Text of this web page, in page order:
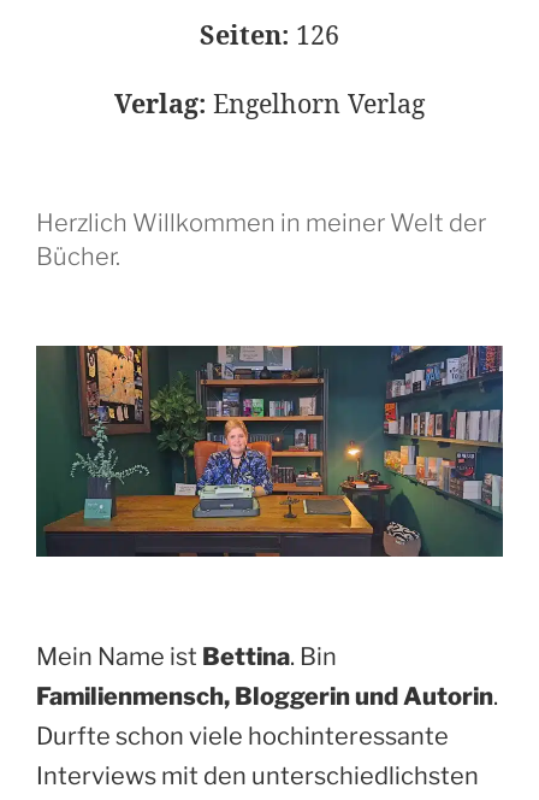
Seiten: 126
Verlag: Engelhorn Verlag
Herzlich Willkommen in meiner Welt der
Bücher.
Mein Name ist Bettina. Bin
Familienmensch, Bloggerin und Autorin.
Durfte schon viele hochinteressante
Interviews mit den unterschiedlichsten